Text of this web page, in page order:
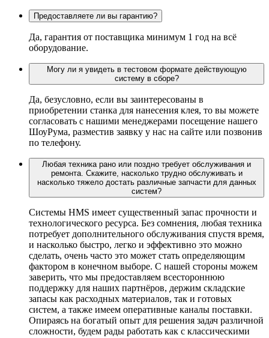
Предоставляете ли вы гарантию?
Да, гарантия от поставщика минимум 1 год на всё
оборудование.
Могу ли я увидеть в тестовом формате действующую
систему в сборе?
Да, безусловно, если вы заинтересованы в
приобретении станка для нанесения клея, то вы можете
согласовать с нашими менеджерами посещение нашего
ШоуРума, разместив заявку у нас на сайте или позвонив
по телефону.
Любая техника рано или поздно требует обслуживания и
ремонта. Скажите, насколько трудно обслуживать и
насколько тяжело достать различные запчасти для данных
систем?
Системы HMS имеет существенный запас прочности и
технологического ресурса. Без сомнения, любая техника
потребует дополнительного обслуживания спустя время,
и насколько быстро, легко и эффективно это можно
сделать, очень часто это может стать определяющим
фактором в конечном выборе. С нашей стороны можем
заверить, что мы предоставляем всестороннюю
поддержку для наших партнёров, держим складские
запасы как расходных материалов, так и готовых
систем, а также имеем оперативные каналы поставки.
Опираясь на богатый опыт для решения задач различной
сложности, будем рады работать как с классическими